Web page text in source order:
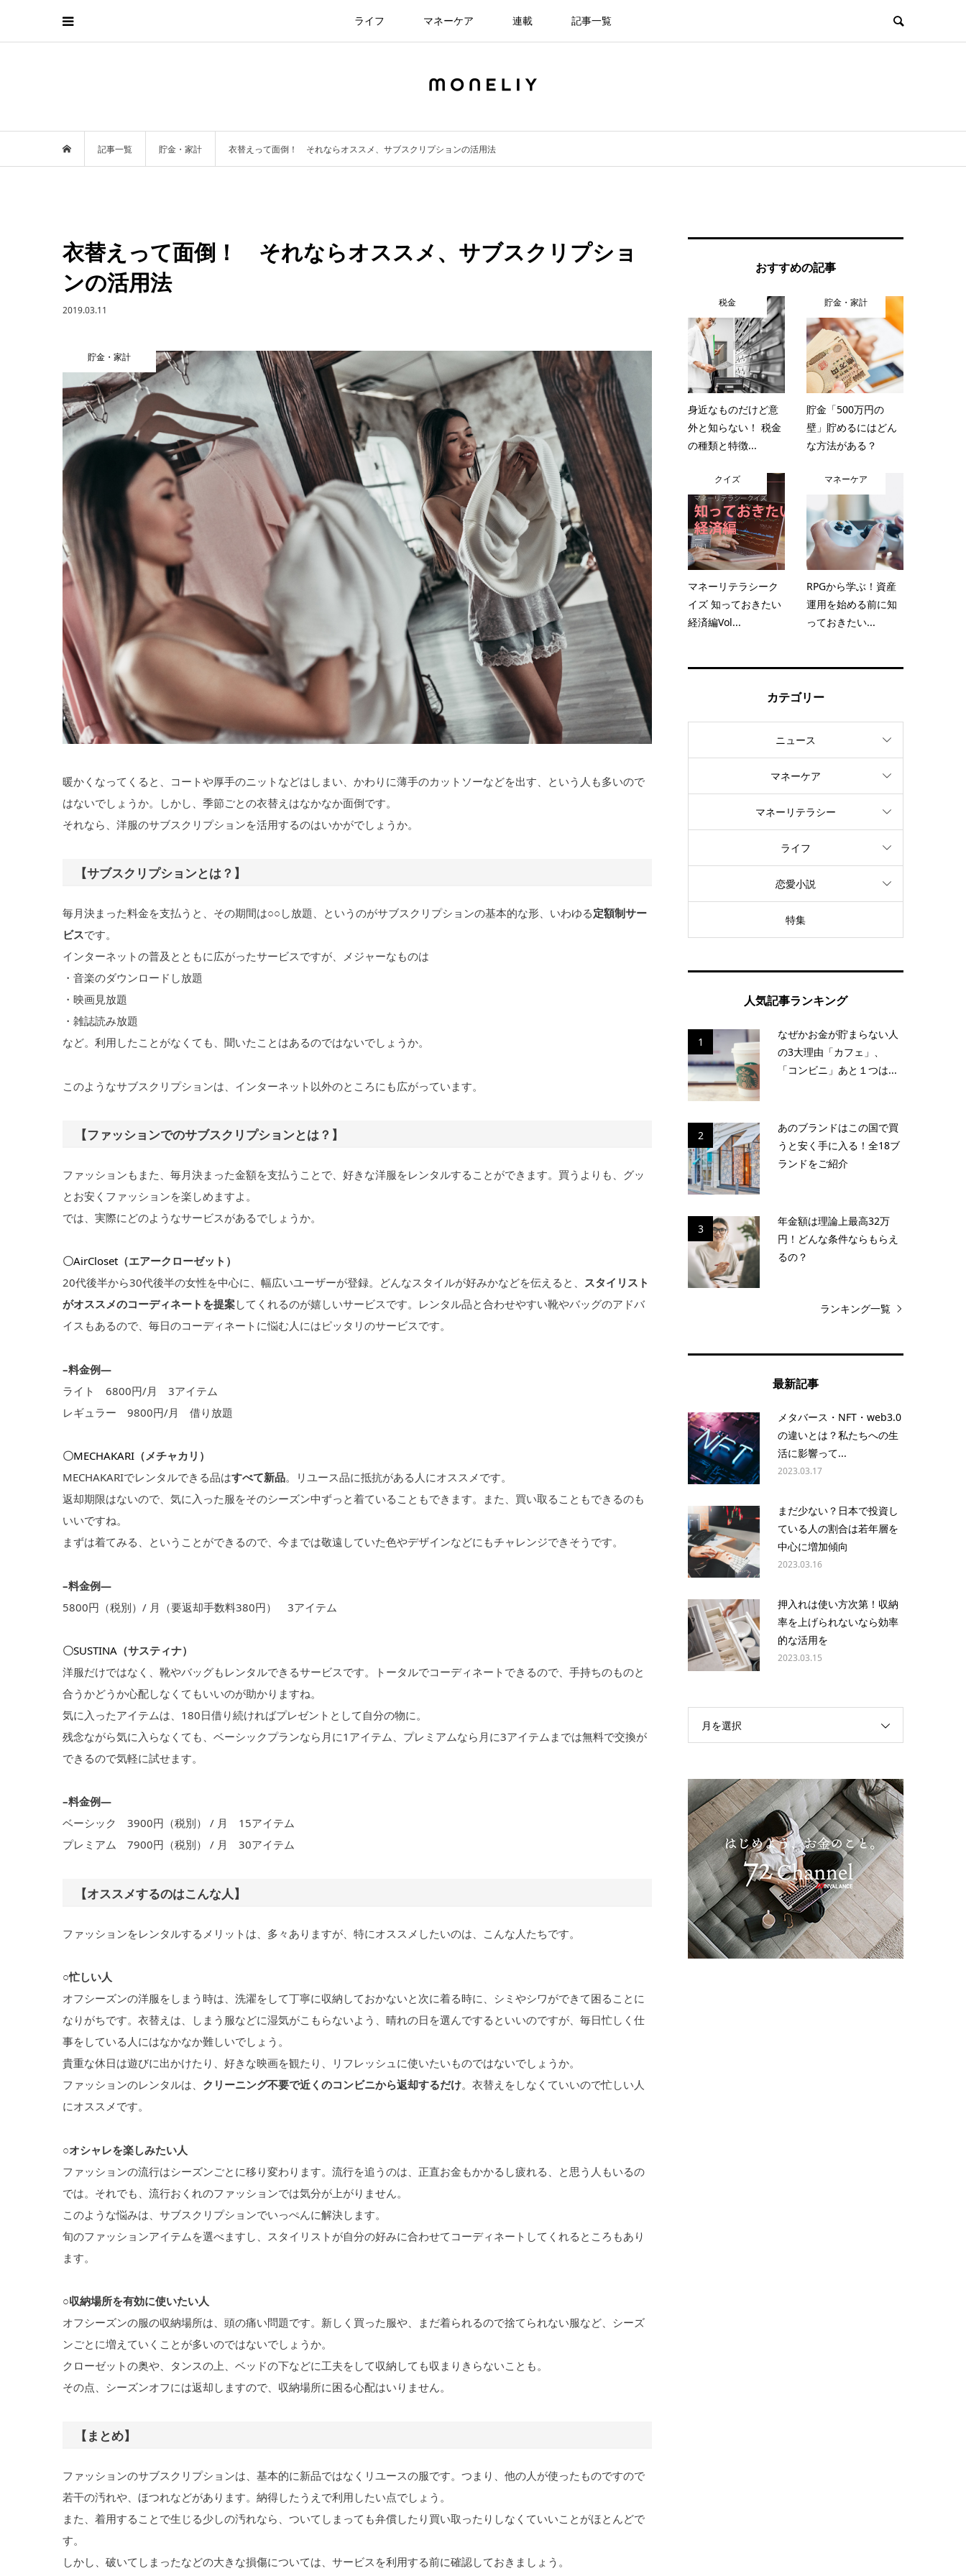
ライフ マネーケア 連載 記事一覧
記事一覧 貯金・家計 衣替えって面倒！ それならオススメ、サブスクリプションの活用法
衣替えって面倒！ それならオススメ、サブスクリプショ
ンの活用法
2019.03.11
貯金・家計
暖かくなってくると、コートや厚手のニットなどはしまい、かわりに薄手のカットソーなどを出す、という人も多いので
はないでしょうか。しかし、季節ごとの衣替えはなかなか面倒です。
それなら、洋服のサブスクリプションを活用するのはいかがでしょうか。
【サブスクリプションとは？】
毎月決まった料金を支払うと、その期間は○○し放題、というのがサブスクリプションの基本的な形、いわゆる定額制サー
ビスです。
インターネットの普及とともに広がったサービスですが、メジャーなものは
・音楽のダウンロードし放題
・映画見放題
・雑誌読み放題
など。利用したことがなくても、聞いたことはあるのではないでしょうか。
このようなサブスクリプションは、インターネット以外のところにも広がっています。
【ファッションでのサブスクリプションとは？】
ファッションもまた、毎月決まった金額を支払うことで、好きな洋服をレンタルすることができます。買うよりも、グッ
とお安くファッションを楽しめますよ。
では、実際にどのようなサービスがあるでしょうか。
〇AirCloset （エアークローゼット）
20代後半から30代後半の女性を中心に、幅広いユーザーが登録。どんなスタイルが好みかなどを伝えると、 スタイリスト
がオススメのコーディネートを提案してくれるのが嬉しいサービスです。レンタル品と合わせやすい靴やバッグのアドバ
イスもあるので、毎日のコーディネートに悩む人にはピッタリのサービスです。
–料金例—
ライト 6800円/月 3アイテム
レギュラー 9800円/月 借り放題
〇MECHAKARI （メチャカリ）
MECHAKARIでレンタルできる品はすべて新品。リユース品に抵抗がある人にオススメです。
返却期限はないので、気に入った服をそのシーズン中ずっと着ていることもできます。また、買い取ることもできるのも
いいですね。
まずは着てみる、ということができるので、今までは敬遠していた色やデザインなどにもチャレンジできそうです。
–料金例—
5800円（税別）/ 月（要返却手数料380円） 3アイテム
〇SUSTINA （サスティナ）
洋服だけではなく、靴やバッグもレンタルできるサービスです。トータルでコーディネートできるので、手持ちのものと
合うかどうか心配しなくてもいいのが助かりますね。
気に入ったアイテムは、180日借り続ければプレゼントとして自分の物に。
残念ながら気に入らなくても、ベーシックプランなら月に1アイテム、プレミアムなら月に3アイテムまでは無料で交換が
できるので気軽に試せます。
–料金例—
ベーシック 3900円（税別） / 月 15アイテム
プレミアム 7900円（税別） / 月 30アイテム
【オススメするのはこんな人】
ファッションをレンタルするメリットは、多々ありますが、特にオススメしたいのは、こんな人たちです。
○忙しい人
オフシーズンの洋服をしまう時は、洗濯をして丁寧に収納しておかないと次に着る時に、シミやシワができて困ることに
なりがちです。衣替えは、しまう服などに湿気がこもらないよう、晴れの日を選んでするといいのですが、毎日忙しく仕
事をしている人にはなかなか難しいでしょう。
貴重な休日は遊びに出かけたり、好きな映画を観たり、リフレッシュに使いたいものではないでしょうか。
ファッションのレンタルは、 クリーニング不要で近くのコンビニから返却するだけ。衣替えをしなくていいので忙しい人
にオススメです。
○オシャレを楽しみたい人
ファッションの流行はシーズンごとに移り変わります。流行を追うのは、正直お金もかかるし疲れる、と思う人もいるの
では。それでも、流行おくれのファッションでは気分が上がりません。
このような悩みは、サブスクリプションでいっぺんに解決します。
旬のファッションアイテムを選べますし、スタイリストが自分の好みに合わせてコーディネートしてくれるところもあり
ます。
○収納場所を有効に使いたい人
オフシーズンの服の収納場所は、頭の痛い問題です。新しく買った服や、まだ着られるので捨てられない服など、シーズ
ンごとに増えていくことが多いのではないでしょうか。
クローゼットの奥や、タンスの上、ベッドの下などに工夫をして収納しても収まりきらないことも。
その点、シーズンオフには返却しますので、収納場所に困る心配はいりません。
【まとめ】
ファッションのサブスクリプションは、基本的に新品ではなくリユースの服です。つまり、他の人が使ったものですので
若干の汚れや、ほつれなどがあります。納得したうえで利用したい点でしょう。
また、着用することで生じる少しの汚れなら、ついてしまっても弁償したり買い取ったりしなくていいことがほとんどで
す。
しかし、破いてしまったなどの大きな損傷については、サービスを利用する前に確認しておきましょう。
おすすめの記事
税金
身近なものだけど意
外と知らない！ 税金
の種類と特徴...
貯金・家計
貯金「500万円の
壁」貯めるにはどん
な方法がある？
クイズ
マネーリテラシーク
イズ 知っておきたい
経済編Vol...
マネーケア
RPGから学ぶ！資産
運用を始める前に知
っておきたい...
カテゴリー
ニュース
マネーケア
マネーリテラシー
ライフ
恋愛小説
特集
人気記事ランキング
1
なぜかお金が貯まらない人
の3大理由「カフェ」、
「コンビニ」あと１つは...
2
あのブランドはこの国で買
うと安く手に入る！全18ブ
ランドをご紹介
3
年金額は理論上最高32万
円！どんな条件ならもらえ
るの？
ランキング一覧
最新記事
メタバース・NFT・web3.0
の違いとは？私たちへの生
活に影響って...
2023.03.17
まだ少ない？日本で投資し
ている人の割合は若年層を
中心に増加傾向
2023.03.16
押入れは使い方次第！収納
率を上げられないなら効率
的な活用を
2023.03.15
月を選択